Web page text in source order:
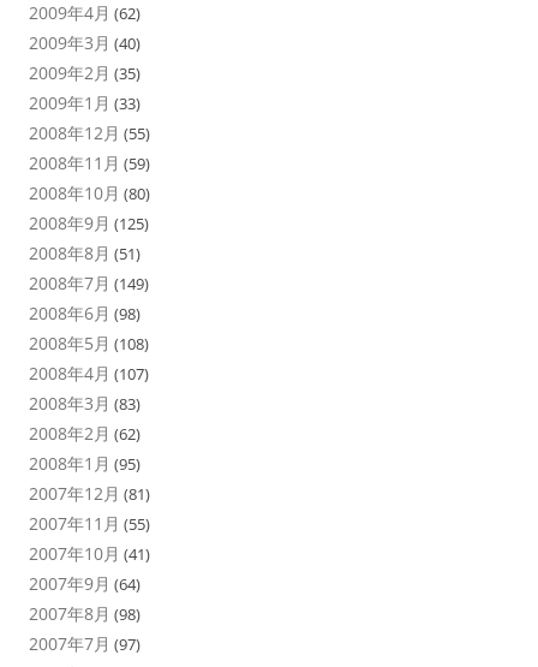
2009年4月 (62)
2009年3月 (40)
2009年2月 (35)
2009年1月 (33)
2008年12月 (55)
2008年11月 (59)
2008年10月 (80)
2008年9月 (125)
2008年8月 (51)
2008年7月 (149)
2008年6月 (98)
2008年5月 (108)
2008年4月 (107)
2008年3月 (83)
2008年2月 (62)
2008年1月 (95)
2007年12月 (81)
2007年11月 (55)
2007年10月 (41)
2007年9月 (64)
2007年8月 (98)
2007年7月 (97)